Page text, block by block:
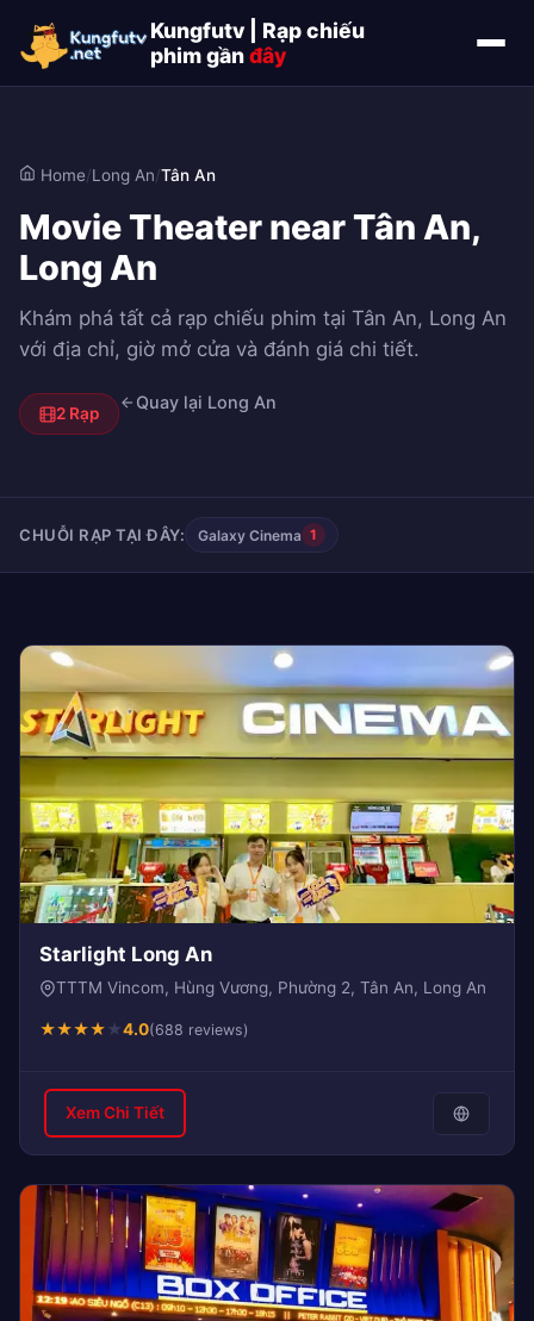
Kungfutv | Rạp chiếu
phim gầnđây
Home/Long An/Tân An
Movie Theater near Tân An,
Long An
Khám phá tất cả rạp chiếu phim tại Tân An, Long An
với địa chỉ, giờ mở cửa và đánh giá chi tiết.
2 Rạp
Quay lại Long An
CHUỖI RẠP TẠI ĐÂY: Galaxy Cinema 1
Starlight Long An
TTTM Vincom, Hùng Vương, Phường 2, Tân An, Long An
★★★★★4.0(688 reviews)
Xem Chi Tiết